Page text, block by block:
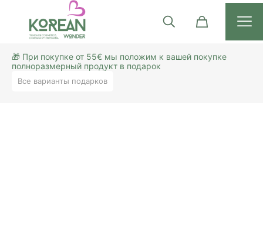
🎁 При покупке от 55€ мы положим к вашей покупке
полноразмерный продукт в подарок
Все варианты подарков